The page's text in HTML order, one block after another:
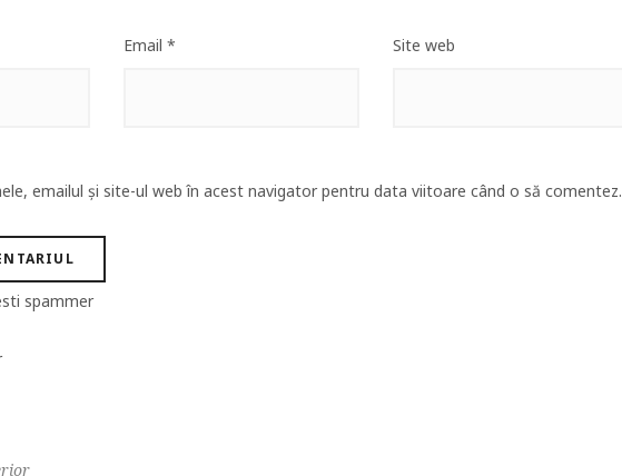
Email * Site web
emailul și site-ul web în acest navigator pentru data viitoare când o să comentez.
spammer